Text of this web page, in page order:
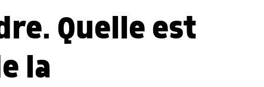
Quelle est
la